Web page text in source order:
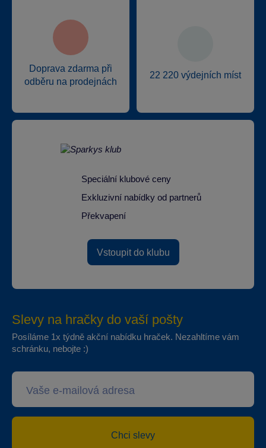
Doprava zdarma při
odběru na prodejnách
22 220 výdejních míst
Speciální klubové ceny
Exkluzivní nabídky od partnerů
Překvapení
Vstoupit do klubu
Slevy na hračky do vaší pošty
Posíláme 1x týdně akční nabídku hraček. Nezahltíme vám
schránku, nebojte :)
Chci slevy